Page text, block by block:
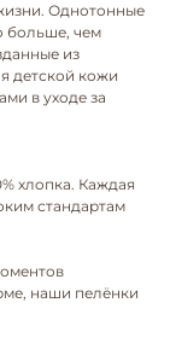
Однотонные
больше, чем
из
детской кожи
в уходе за
хлопка. Каждая
стандартам
наши пелёнки